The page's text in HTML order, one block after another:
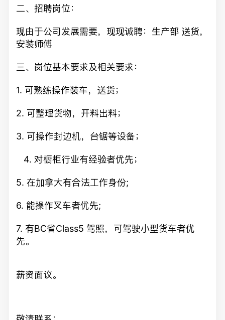
二、招聘岗位：
现由于公司发展需要，现现诚聘：生产部 送货，
安装师傅
三、岗位基本要求及相关要求：
1. 可熟练操作装车，送货；
2. 可整理货物，开料出料；
3. 可操作封边机，台锯等设备；
4. 对橱柜行业有经验者优先；
5. 在加拿大有合法工作身份;
6. 能操作叉车者优先;
7. 有BC省Class5 驾照，可驾驶小型货车者优
先。
薪资面议。